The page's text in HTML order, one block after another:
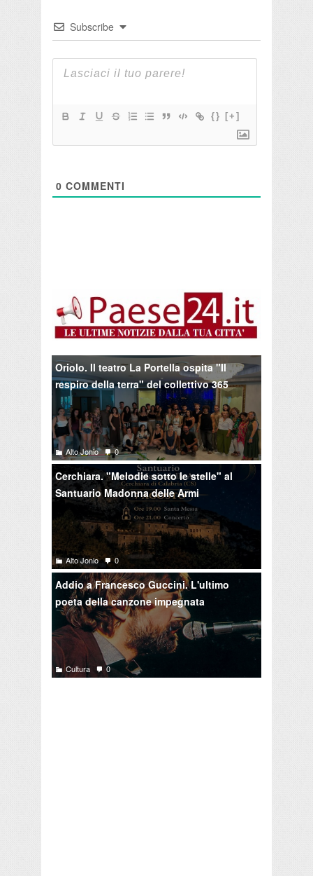
Subscribe
{} [+]
0 COMMENTI
Oriolo. Il teatro La Portella ospita "Il
respiro della terra" del collettivo 365
Alto Jonio 0
Cerchiara. "Melodie sotto le stelle" al
Santuario Madonna delle Armi
Alto Jonio 0
Addio a Francesco Guccini. L'ultimo
poeta della canzone impegnata
Cultura 0